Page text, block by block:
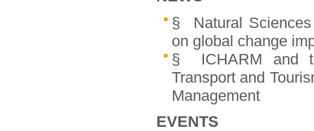
§ Natural Sciences
on global change
§ ICHARM and
Transport and
Management
EVENTS